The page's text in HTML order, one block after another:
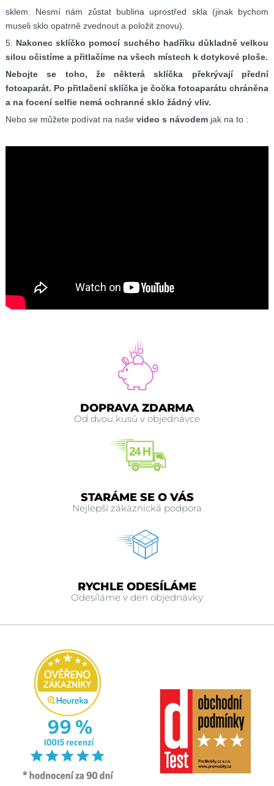
sklem. Nesmí nám zůstat bublina uprostřed skla (jinak bychom
museli sklo opatrně zvednout a položit znovu).
5.
Nakonec sklíčko pomocí suchého hadříku důkladně velkou
silou očistíme a přitlačíme na všech místech k dotykové ploše.
Nebojte se toho, že některá sklíčka překrývají přední
fotoaparát. Po přitlačení sklíčka je čočka fotoaparátu chráněna
a na focení selfie nemá ochranné sklo žádný vliv.
Nebo se můžete podívat na naše video s návodemjak na to :
DOPRAVA ZDARMA
Od dvou kusů v objednávce
STARÁME SE O VÁS
Nejlepší zákaznická podpora
RYCHLE ODESÍLÁME
Odesíláme v den objednávky